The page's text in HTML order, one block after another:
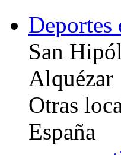
Deportes
San
Alquézar
Otras
España